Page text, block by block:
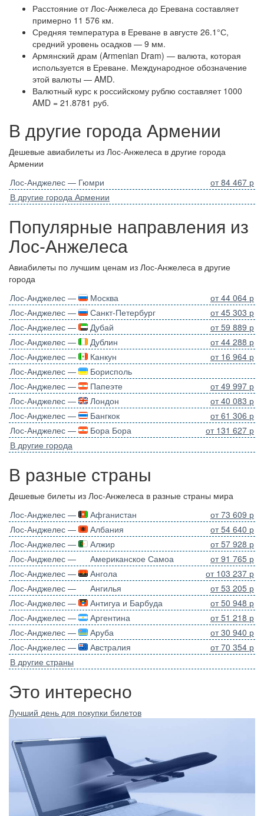
Расстояние от Лос-Анжелеса до Еревана составляет
примерно 11 576 км.
Средняя температура в Ереване в августе 26.1°С,
средний уровень осадков — 9 мм.
Армянский драм (Armenian Dram) — валюта, которая
используется в Ереване. Международное обозначение
этой валюты — AMD.
Валютный курс к российскому рублю составляет 1000
AMD = 21.8781 руб.
В другие города Армении
Дешевые авиабилеты из Лос-Анжелеса в другие города
Армении
Лос-Анджелес — Гюмри
от 84 467 р
В другие города Армении
Популярные направления из
Лос-Анжелеса
Авиабилеты по лучшим ценам из Лос-Анжелеса в другие
города
Лос-Анджелес —
Москва
от 44 064 р
Лос-Анджелес —
Санкт-Петербург
от 45 303 р
Лос-Анджелес —
Дубай
от 59 889 р
Лос-Анджелес —
Дублин
от 44 288 р
Лос-Анджелес —
Канкун
от 16 964 р
Лос-Анджелес —
Борисполь
Лос-Анджелес —
Папеэте
от 49 997 р
Лос-Анджелес —
Лондон
от 40 083 р
Лос-Анджелес —
Бангкок
от 61 306 р
Лос-Анджелес —
Бора Бора
от 131 627 р
В другие города
В разные страны
Дешевые билеты из Лос-Анжелеса в разные страны мира
Лос-Анджелес —
Афганистан
от 73 609 р
Лос-Анджелес —
Албания
от 54 640 р
Лос-Анджелес —
Алжир
от 57 928 р
Лос-Анджелес —
Американское Самоа
от 91 765 р
Лос-Анджелес —
Ангола
от 103 237 р
Лос-Анджелес —
Ангилья
от 53 205 р
Лос-Анджелес —
Антигуа и Барбуда
от 50 948 р
Лос-Анджелес —
Аргентина
от 51 218 р
Лос-Анджелес —
Аруба
от 30 940 р
Лос-Анджелес —
Австралия
от 70 354 р
В другие страны
Это интересно
Лучший день для покупки билетов